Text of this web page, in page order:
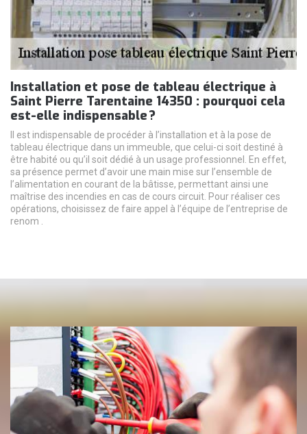
Installation et pose de tableau électrique à
Saint Pierre Tarentaine 14350 : pourquoi cela
est-elle indispensable ?
Il est indispensable de procéder à l’installation et à la pose de
tableau électrique dans un immeuble, que celui-ci soit destiné à
être habité ou qu’il soit dédié à un usage professionnel. En effet,
sa présence permet d’avoir une main mise sur l’ensemble de
l’alimentation en courant de la bâtisse, permettant ainsi une
maîtrise des incendies en cas de cours circuit. Pour réaliser ces
opérations, choisissez de faire appel à l’équipe de l’entreprise de
renom .